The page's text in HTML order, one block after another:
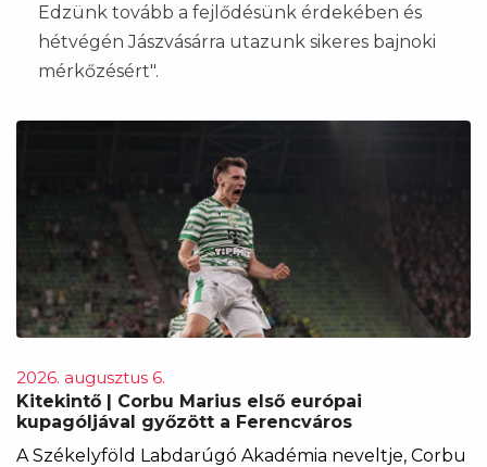
Edzünk tovább a fejlődésünk érdekében és
hétvégén Jászvásárra utazunk sikeres bajnoki
mérkőzésért".
2026. augusztus 6.
Kitekintő | Corbu Marius első európai
kupagóljával győzött a Ferencváros
A Székelyföld Labdarúgó Akadémia neveltje, Corbu